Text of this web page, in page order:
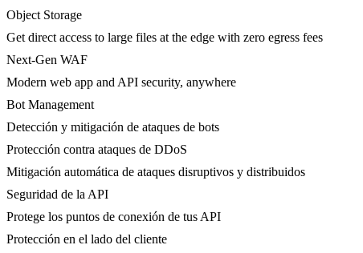
Object Storage
Get direct access to large files at the edge with zero egress fees
Next-Gen WAF
Modern web app and API security, anywhere
Bot Management
Detección y mitigación de ataques de bots
Protección contra ataques de DDoS
Mitigación automática de ataques disruptivos y distribuidos
Seguridad de la API
Protege los puntos de conexión de tus API
Protección en el lado del cliente